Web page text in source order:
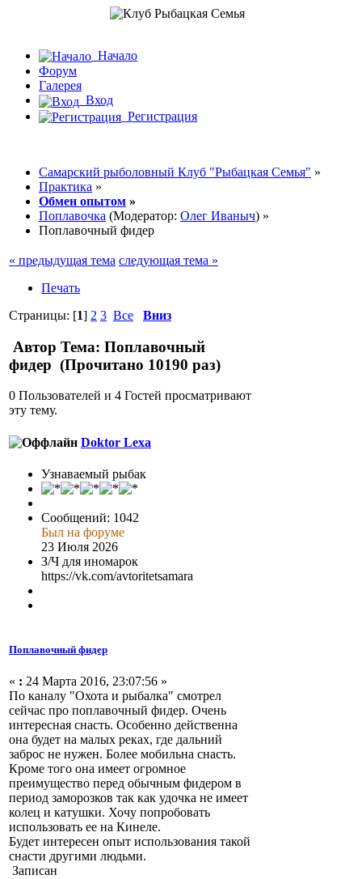
Начало
Форум
Галерея
Вход
Регистрация
Самарский рыболовный Клуб "Рыбацкая Семья" »
Практика »
Обмен опытом »
Поплавочка (Модератор: Олег Иваныч) »
Поплавочный фидер
« предыдущая тема следующая тема »
Печать
Страницы: [1] 2 3 Все Вниз
Автор Тема: Поплавочный
фидер (Прочитано 10190 раз)
0 Пользователей и 4 Гостей просматривают
эту тему.
Doktor Lexa
Узнаваемый рыбак
Сообщений: 1042
Был на форуме
23 Июля 2026
З/Ч для иномарок
https://vk.com/avtoritetsamara
Поплавочный фидер
« : 24 Марта 2016, 23:07:56 »
По каналу "Охота и рыбалка" смотрел
сейчас про поплавочный фидер. Очень
интересная снасть. Особенно действенна
она будет на малых реках, где дальний
заброс не нужен. Более мобильна снасть.
Кроме того она имеет огромное
преимущество перед обычным фидером в
период заморозков так как удочка не имеет
колец и катушки. Хочу попробовать
использовать ее на Кинеле.
Будет интересен опыт использования такой
снасти другими людьми.
Записан